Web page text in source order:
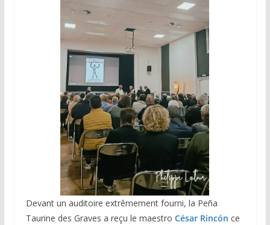
Devant un auditoire extrêmement fourni, la Peña
Taurine des Graves a reçu le maestro César Rincón ce